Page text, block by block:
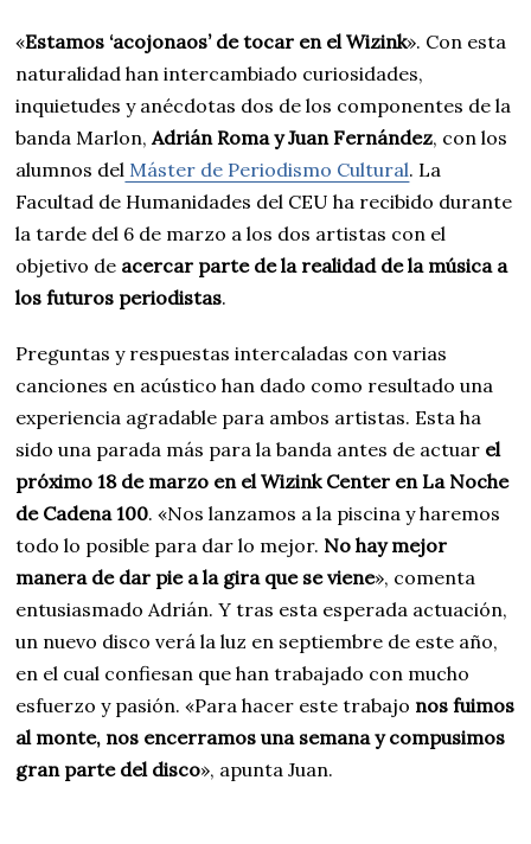
«Estamos ‘acojonaos’ de tocar en el Wizink». Con esta
naturalidad han intercambiado curiosidades,
inquietudes y anécdotas dos de los componentes de la
banda Marlon,Adrián Roma y Juan Fernández, con los
alumnos del Máster de Periodismo Cultural. La
Facultad de Humanidades del CEU ha recibido durante
la tarde del 6 de marzo a los dos artistas con el
objetivo de acercar parte de la realidad de la música a
los futuros periodistas.
Preguntas y respuestas intercaladas con varias
canciones en acústico han dado como resultado una
experiencia agradable para ambos artistas. Esta ha
sido una parada más para la banda antes de actuar el
próximo 18 de marzo en el Wizink Center en La Noche
de Cadena 100. «Nos lanzamos a la piscina y haremos
todo lo posible para dar lo mejor. No hay mejor
manera de dar pie a la gira que se viene», comenta
entusiasmado Adrián. Y tras esta esperada actuación,
un nuevo disco verá la luz en septiembre de este año,
en el cual confiesan que han trabajado con mucho
esfuerzo y pasión. «Para hacer este trabajo nos fuimos
al monte, nos encerramos una semana y compusimos
gran parte del disco», apunta Juan.